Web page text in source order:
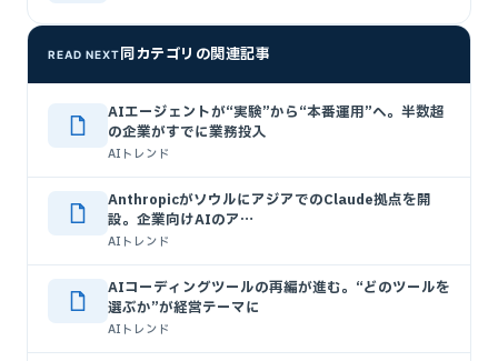
READ NEXT同カテゴリの関連記事
AIエージェントが“実験”から“本番運用”へ。半数超
の企業がすでに業務投入
AIトレンド
AnthropicがソウルにアジアでのClaude拠点を開
設。企業向けAIのア…
AIトレンド
AIコーディングツールの再編が進む。“どのツールを
選ぶか”が経営テーマに
AIトレンド